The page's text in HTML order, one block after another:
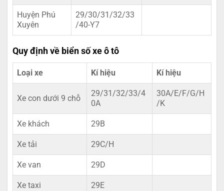
Huyện Phú
Xuyên
29/30/31/32/33
/40-Y7
Quy định về biển số xe ô tô
Loại xe Kí hiệu Kí hiệu
Xe con dưới 9 chỗ
29/31/32/33/4
0A
30A/E/F/G/H
/K
Xe khách 29B
Xe tải 29C/H
Xe van 29D
Xe taxi 29E